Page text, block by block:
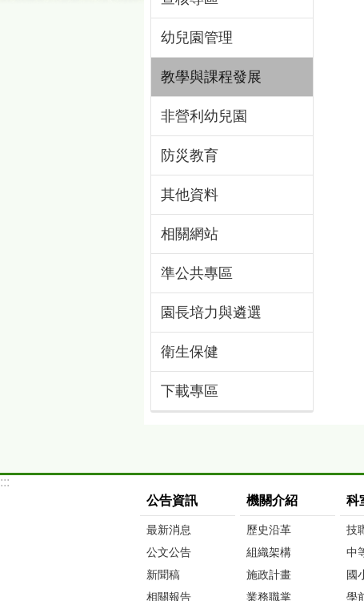
幼兒園管理
教學與課程發展
非營利幼兒園
防災教育
其他資料
相關網站
準公共專區
園長培力與遴選
衛生保健
下載專區
:::
公告資訊
最新消息
公文公告
新聞稿
相關報告
機關介紹
歷史沿革
組織架構
施政計畫
業務職掌
科
技
中
國
學